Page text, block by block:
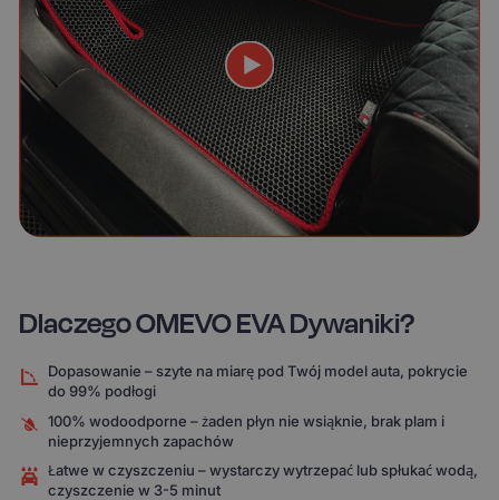
Dlaczego OMEVO EVA Dywaniki?
Dopasowanie – szyte na miarę pod Twój model auta, pokrycie
do 99% podłogi
100% wodoodporne – żaden płyn nie wsiąknie, brak plam i
nieprzyjemnych zapachów
Łatwe w czyszczeniu – wystarczy wytrzepać lub spłukać wodą,
czyszczenie w 3-5 minut